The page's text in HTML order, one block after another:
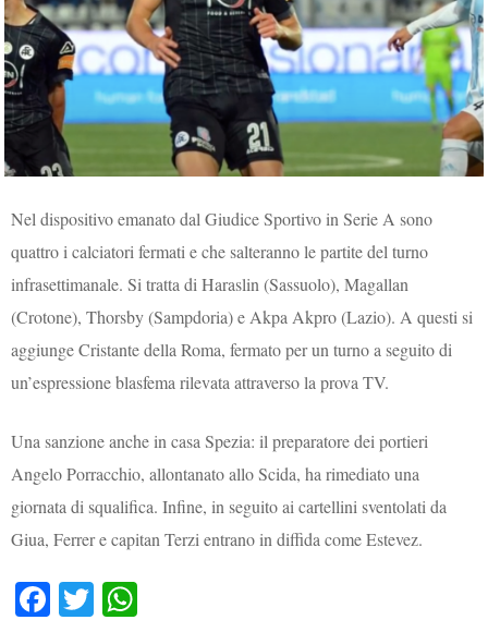
Nel dispositivo emanato dal Giudice Sportivo in Serie A sono
quattro i calciatori fermati e che salteranno le partite del turno
infrasettimanale. Si tratta di Haraslin (Sassuolo), Magallan
(Crotone), Thorsby (Sampdoria) e Akpa Akpro (Lazio). A questi si
aggiunge Cristante della Roma, fermato per un turno a seguito di
un’espressione blasfema rilevata attraverso la prova TV.
Una sanzione anche in casa Spezia: il preparatore dei portieri
Angelo Porracchio, allontanato allo Scida, ha rimediato una
giornata di squalifica. Infine, in seguito ai cartellini sventolati da
Giua, Ferrer e capitan Terzi entrano in diffida come Estevez.
Fa T